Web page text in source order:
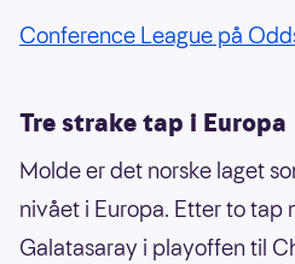
Conference League på
Tre strake tap i Europa
Molde er det norske laget
nivået i Europa. Etter to tap
Galatasaray i playoffen til